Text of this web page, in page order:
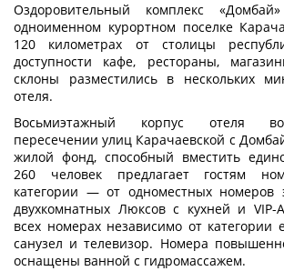
Оздоровительный комплекс
одноименном курортном поселке
120 километрах от столицы
доступности кафе, рестораны,
склоны разместились в нескольких
отеля.
Восьмиэтажный корпус отеля
пересечении улиц Карачаевской с
жилой фонд, способный вместить
260 человек предлагает гостям
категории — от одноместных номеров
двухкомнатных Люксов с кухней и VIP-
всех номерах независимо от категории
санузел и телевизор. Номера
оснащены ванной с гидромассажем.